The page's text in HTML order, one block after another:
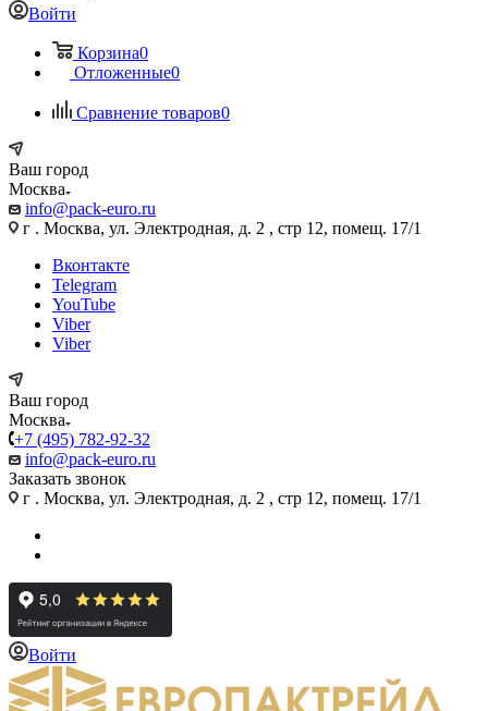
Войти
Корзина0
Отложенные0
Сравнение товаров0
Ваш город
Москва
info@pack-euro.ru
г . Москва, ул. Электродная, д. 2 , стр 12, помещ. 17/1
Вконтакте
Telegram
YouTube
Viber
Viber
Ваш город
Москва
+7 (495) 782-92-32
info@pack-euro.ru
Заказать звонок
г . Москва, ул. Электродная, д. 2 , стр 12, помещ. 17/1
Войти